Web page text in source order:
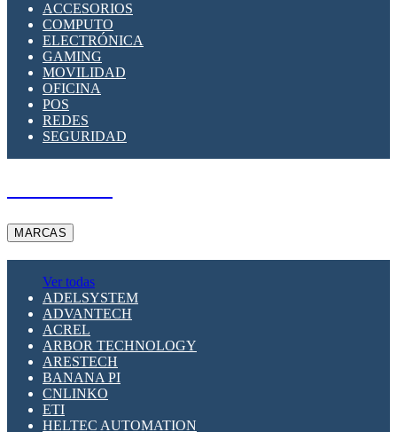
SUPRESOR DE TRANSIENTES SPDS PARA
APLICACIONES FOTOVOLTAICAS
ACCESORIOS
COMPUTO
ELECTRÓNICA
GAMING
MOVILIDAD
OFICINA
POS
REDES
SEGURIDAD
MARCAS
Ver todas
ADELSYSTEM
ADVANTECH
ACREL
ARBOR TECHNOLOGY
ARESTECH
BANANA PI
CNLINKO
ETI
HELTEC AUTOMATION